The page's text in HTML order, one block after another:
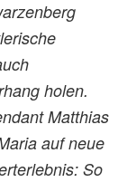
holen.
Matthias
auf neue
So